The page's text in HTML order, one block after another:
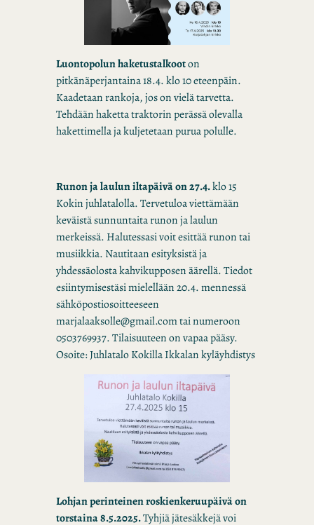
Luontopolun haketustalkooton
pitkänäperjantaina 18.4. klo 10 eteenpäin.
Kaadetaan rankoja, jos on vielä tarvetta.
Tehdään haketta traktorin perässä olevalla
hakettimella ja kuljetetaan purua polulle.
Runon ja laulun iltapäivä on 27.4.klo 15
Kokin juhlatalolla. Tervetuloa viettämään
keväistä sunnuntaita runon ja laulun
merkeissä. Halutessasi voit esittää runon tai
musiikkia. Nautitaan esityksistä ja
yhdessäolosta kahvikupposen äärellä. Tiedot
esiintymisestäsi mielellään 20.4. mennessä
sähköpostiosoitteeseen
marjalaaksolle@gmail.com tai numeroon
0503769937. Tilaisuuteen on vapaa pääsy.
Osoite: Juhlatalo Kokilla Ikkalan kyläyhdistys
Lohjan perinteinen roskienkeruupäivä on
torstaina 8.5.2025.Tyhjiä jätesäkkejä voi